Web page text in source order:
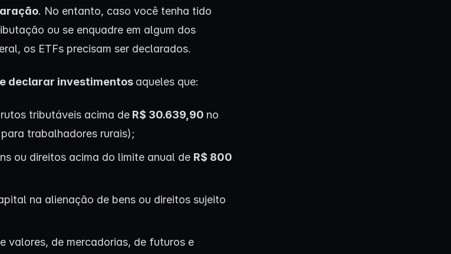
. No entanto, caso você tenha tido
ou se enquadre em algum dos
os ETFs precisam ser declarados.
declarar investimentos aqueles que:
tributáveis acima de R$ 30.639,90 no
trabalhadores rurais);
ou direitos acima do limite anual de R$ 800
na alienação de bens ou direitos sujeito
valores, de mercadorias, de futuros e